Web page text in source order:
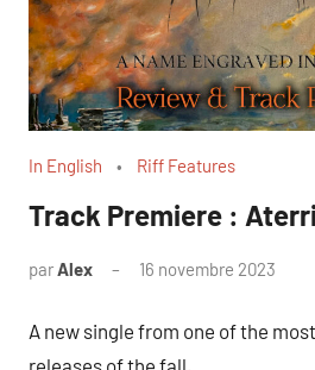
In English Riff Features
Track Premiere :
parAlex 16 novembre 2023
A new single from one of the